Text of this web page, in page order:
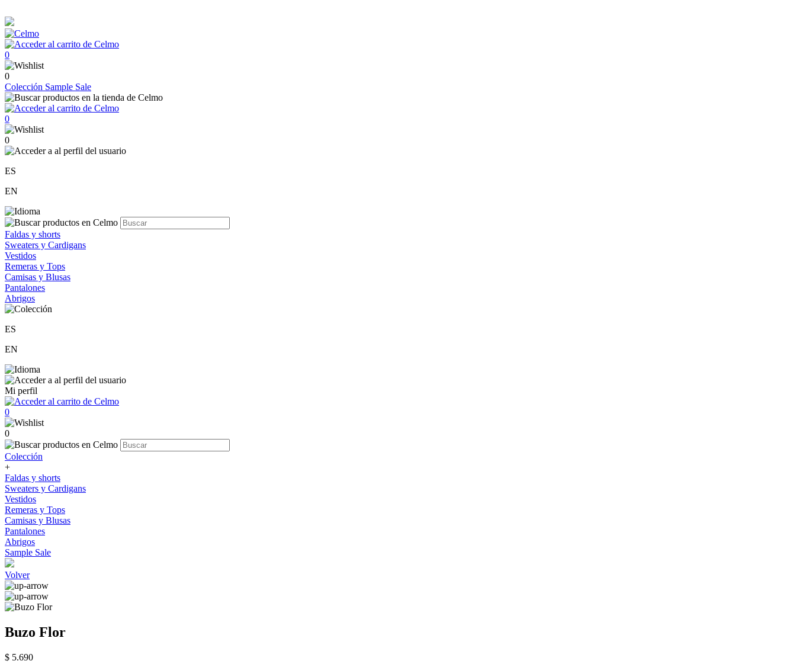
0
0
Colección Sample Sale
0
0
ES
EN
Faldas y shorts
Sweaters y Cardigans
Vestidos
Remeras y Tops
Camisas y Blusas
Pantalones
Abrigos
ES
EN
Mi perfil
0
0
Colección
+
Faldas y shorts
Sweaters y Cardigans
Vestidos
Remeras y Tops
Camisas y Blusas
Pantalones
Abrigos
Sample Sale
Volver
Buzo Flor
$ 5.690